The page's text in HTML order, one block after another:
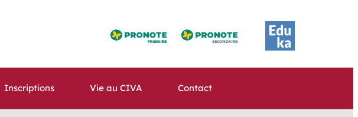
Inscriptions Vie au CIVA Contact